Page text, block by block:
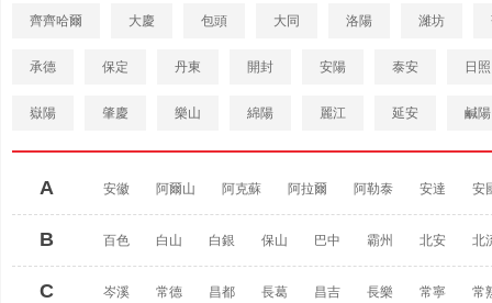
齊齊哈爾 大慶 包頭 大同 洛陽 濰坊
承德 保定 丹東 開封 安陽 泰安 日照
嶽陽 肇慶 樂山 綿陽 麗江 延安 鹹陽
A 安徽 阿爾山 阿克蘇 阿拉爾 阿勒泰 安達 安
B 百色 白山 白銀 保山 巴中 霸州 北安 北
C 岑溪 常德 昌都 長葛 昌吉 長樂 常寧
常